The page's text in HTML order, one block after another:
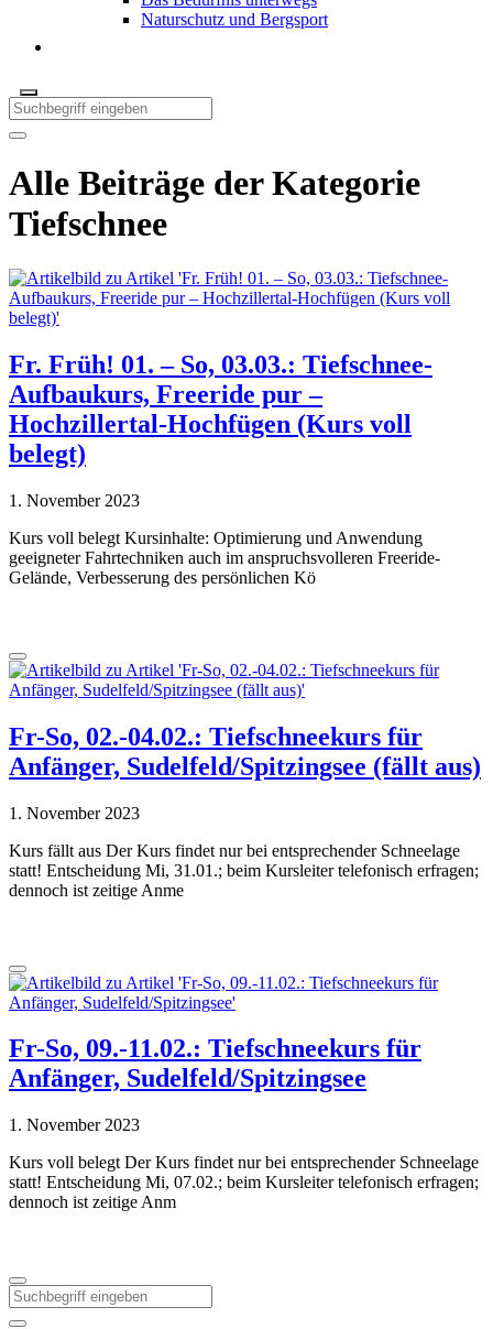
Naturschutz und Bergsport
Alle Beiträge der Kategorie
Tiefschnee
Fr. Früh! 01. – So, 03.03.: Tiefschnee-
Aufbaukurs, Freeride pur –
Hochzillertal-Hochfügen (Kurs voll
belegt)
1. November 2023
Kurs voll belegt Kursinhalte: Optimierung und Anwendung
geeigneter Fahrtechniken auch im anspruchsvolleren Freeride-
Gelände, Verbesserung des persönlichen Kö
Fr-So, 02.-04.02.: Tiefschneekurs für
Anfänger, Sudelfeld/Spitzingsee (fällt aus)
1. November 2023
Kurs fällt aus Der Kurs findet nur bei entsprechender Schneelage
statt! Entscheidung Mi, 31.01.; beim Kursleiter telefonisch erfragen;
dennoch ist zeitige Anme
Fr-So, 09.-11.02.: Tiefschneekurs für
Anfänger, Sudelfeld/Spitzingsee
1. November 2023
Kurs voll belegt Der Kurs findet nur bei entsprechender Schneelage
statt! Entscheidung Mi, 07.02.; beim Kursleiter telefonisch erfragen;
dennoch ist zeitige Anm